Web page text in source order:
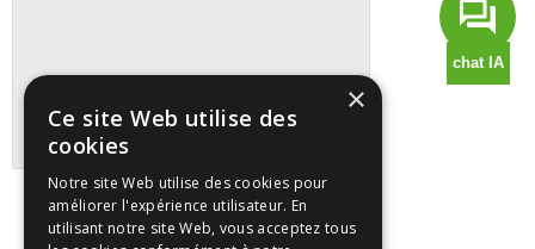
Suivre tous les marchés sur TradingView
×
Ce site Web utilise des
cookies
Notre site Web utilise des cookies pour
améliorer l'expérience utilisateur. En
utilisant notre site Web, vous acceptez tous